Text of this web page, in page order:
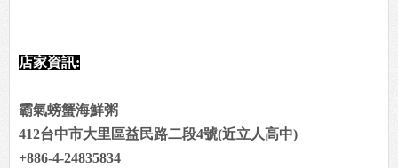
店家資訊:
霸氣螃蟹海鮮粥
412台中市大里區益民路二段4號(近立人高中)
+886-4-24835834